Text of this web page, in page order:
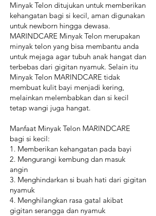
Minyak Telon ditujukan untuk memberikan
kehangatan bagi si kecil, aman digunakan
untuk newborn hingga dewasa.
MARINDCARE Minyak Telon merupakan
minyak telon yang bisa membantu anda
untuk mejaga agar tubuh anak hangat dan
terbebas dari gigitan nyamuk. Selain itu
Minyak Telon MARINDCARE tidak
membuat kulit bayi menjadi kering,
melainkan melembabkan dan si kecil
tetap wangi juga hangat.
Manfaat Minyak Telon MARINDCARE
bagi si kecil:
1. Memberikan kehangatan pada bayi
2. Mengurangi kembung dan masuk
angin
3. Menghindarkan si buah hati dari gigitan
nyamuk
4. Menghilangkan rasa gatal akibat
gigitan serangga dan nyamuk